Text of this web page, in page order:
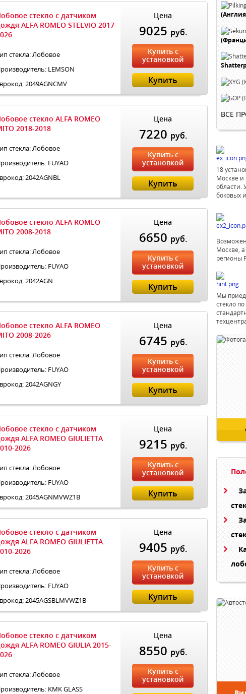
стекло с датчиком
ALFA ROMEO STELVIO 2017-
стекла: Лобовое
LEMSON
2049AGNCMV
Цена
9025 руб.
Купить с
установкой
Купить
стекло ALFA ROMEO
2018-2018
стекла: Лобовое
FUYAO
2042AGNBL
Цена
7220 руб.
Купить с
установкой
Купить
стекло ALFA ROMEO
2008-2018
стекла: Лобовое
FUYAO
2042AGN
Цена
6650 руб.
Купить с
установкой
Купить
стекло ALFA ROMEO
2008-2026
стекла: Лобовое
FUYAO
2042AGNGY
Цена
6745 руб.
Купить с
установкой
Купить
стекло с датчиком
ALFA ROMEO GIULIETTA
2026
стекла: Лобовое
FUYAO
2045AGNMVWZ1B
Цена
9215 руб.
Купить с
установкой
Купить
стекло с датчиком
ALFA ROMEO GIULIETTA
2026
стекла: Лобовое
FUYAO
2045AGSBLMVWZ1B
Цена
9405 руб.
Купить с
установкой
Купить
стекло с датчиком
ALFA ROMEO GIULIA 2015-
стекла: Лобовое
KMK GLASS
Цена
8550 руб.
Купить с
установкой
ВСЕ
18
Москве и
области.
боковых
Москве,
регионы
Мы
стекло